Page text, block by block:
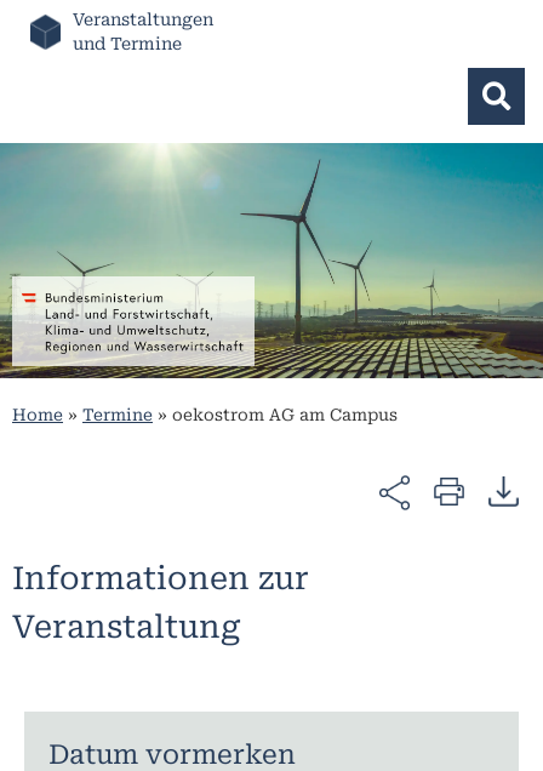
Veranstaltungen
und Termine
Home » Termine » oekostrom AG am Campus
Informationen zur
Veranstaltung
Datum vormerken